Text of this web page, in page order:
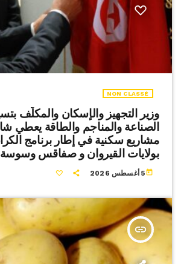
NON CLASSÉ
وزير التجهيز والإسكان والمكلّف
الصناعة والمناجم والطاقة يعطي
مشاريع سكنية في إطار برنامج
بولايات القيروان و صفاقس وسوسة
today 5 أغسطس 2026
insert_link